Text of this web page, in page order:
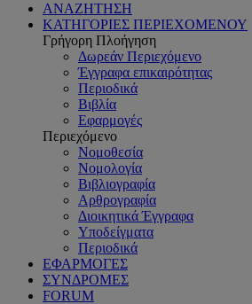
ΑΝΑΖΗΤΗΣΗ
ΚΑΤΗΓΟΡΙΕΣ ΠΕΡΙΕΧΟΜΕΝΟΥ
Γρήγορη Πλοήγηση
Δωρεάν Περιεχόμενο
Έγγραφα επικαιρότητας
Περιοδικά
Βιβλία
Εφαρμογές
Περιεχόμενο
Νομοθεσία
Νομολογία
Βιβλιογραφία
Αρθρογραφία
Διοικητικά Έγγραφα
Υποδείγματα
Περιοδικά
ΕΦΑΡΜΟΓΕΣ
ΣΥΝΔΡΟΜΕΣ
FORUM